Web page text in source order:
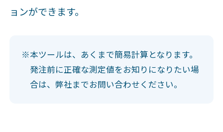
ョンができます。
※本ツールは、あくまで簡易計算となります。
発注前に正確な測定値をお知りになりたい場
合は、弊社までお問い合わせください。